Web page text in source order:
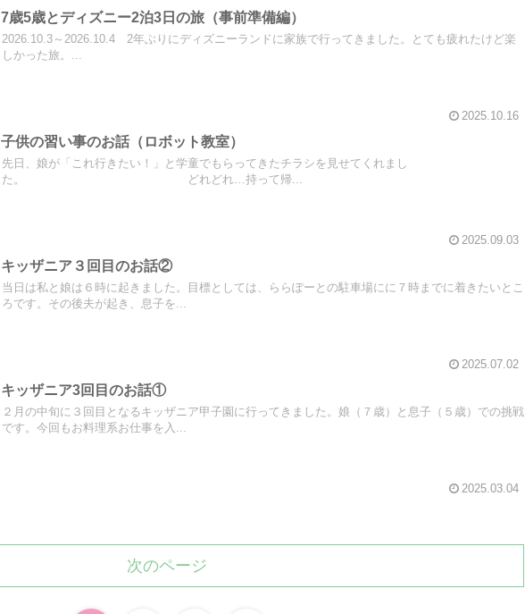
7歳5歳とディズニー2泊3日の旅（事前準備編）
2026.10.3～2026.10.4 2年ぶりにディズニーランドに家族で行ってきました。とても疲れたけど楽
しかった旅。...
2025.10.16
子供の習い事のお話（ロボット教室）
先日、娘が「これ行きたい！」と学童でもらってきたチラシを見せてくれまし
た。 どれどれ…持って帰...
2025.09.03
キッザニア３回目のお話②
当日は私と娘は６時に起きました。目標としては、ららぽーとの駐車場にに７時までに着きたいとこ
ろです。その後夫が起き、息子を...
2025.07.02
キッザニア3回目のお話①
２月の中旬に３回目となるキッザニア甲子園に行ってきました。娘（７歳）と息子（５歳）での挑戦
です。今回もお料理系お仕事を入...
2025.03.04
次のページ